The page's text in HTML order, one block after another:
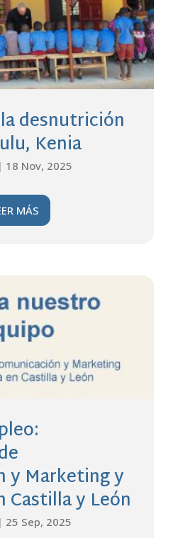
desnutrición
Kenia
| 18 Nov, 2025
MÁS
y Marketing y
Castilla y León
| 25 Sep, 2025